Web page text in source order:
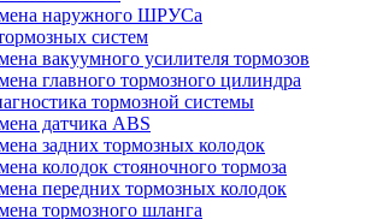
наружного ШРУСа
систем
вакуумного усилителя тормозов
главного тормозного цилиндра
тормозной системы
датчика ABS
задних тормозных колодок
колодок стояночного тормоза
передних тормозных колодок
тормозного шланга